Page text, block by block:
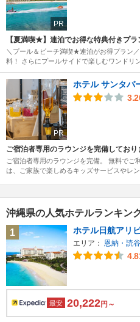
PR
【夏満喫★】連泊でお得な特典付きプラ
＼プール＆ビーチ満喫★連泊がお得プラン
料！ さらにプールサイドで楽しむワンドリ
PR
ホテル サンタバ
ご宿泊者専用のラウンジを完備しており
ご宿泊者専用のラウンジを完備。 無料でご
は、ご家族で楽しめるキッズサービスやレ
沖縄県の人気ホテルランキン
1
ホテル日航アリ
エリア： 恩納・読谷
最安 20,222円～